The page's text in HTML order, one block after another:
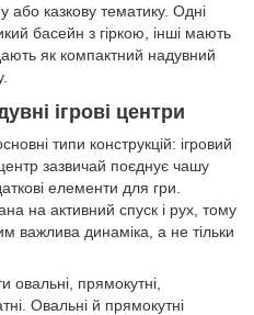
або казкову тематику. Одні
басейн з гіркою, інші мають
як компактний надувний
ігрові центри
типи конструкцій: ігровий
зазвичай поєднує чашу
елементи для гри.
на активний спуск і рух, тому
важлива динаміка, а не тільки
прямокутні,
Овальні й прямокутні